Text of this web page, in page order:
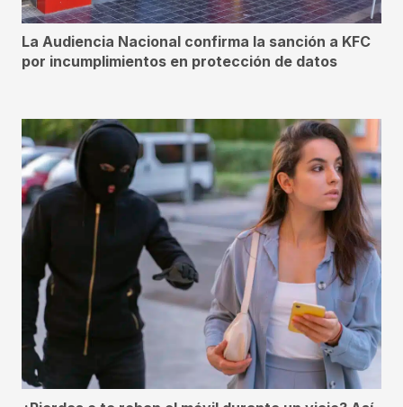
La Audiencia Nacional confirma la sanción a KFC
por incumplimientos en protección de datos